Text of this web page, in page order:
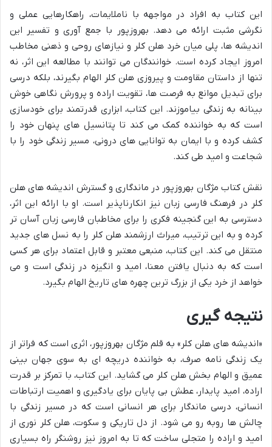
این کتاب به افراد در مواجهه با ناملایمات، راهکارهایی عملی و
نگرشی مثبت ارائه می دهد. بهروزپور با جمع آوری و تفسیر این
اندیشه ها، پلی میان خرد هلن کلر و نیازهای روحی و ذهنی مخاطب
امروز ایجاد کرده است. خوانندگان می توانند با مطالعه این اثر، نه
تنها از داستان مقاومت و پیروزی هلن کلر الهام بگیرند، بلکه درسی
برای تبدیل موانع به فرصت ها، تقویت اراده و پرورش نگاهی خوش
بینانه به زندگی بیاموزند. این کتاب، ابزاری قدرتمند برای خودسازی
است که به خواننده کمک می کند تا پتانسیل های پنهان خود را
کشف کرده و با ایمان به توانایی های درونی، مسیر زندگی خود را با
شجاعت و امید طی کند.
نقش کتاب مژگان بهروزپور در ماندگاری و گسترش اندیشه های هلن
کلر در فرهنگ فارسی زبان نیز انکارناپذیر است. او با ارائه این اثر،
دسترسی به این گنجینه فکری را برای مخاطبان فارسی زبان آسان تر
کرده و به این ترتیب، میراث ارزشمند هلن کلر را به نسل های جدید
منتقل می کند. این کتاب، منبعی معتبر و قابل اعتماد برای هر کسی
است که به دنبال یافتن معنا، امید و انگیزه در زندگی است و می
خواهد از خرد یکی از بزرگ ترین چهره های تاریخ الهام بگیرد.
نتیجه گیری
«اندیشه های هلن کلر» به قلم مژگان بهروزپور، اثری است که فراتر از
یک زندگی نامه صرف، به خواننده دریچه ای به سوی جهان بینی
عمیق و الهام بخش هلن کلر می گشاید. این کتاب، با تمرکز بر قدرت
اراده، امید پایدار، عطش بی پایان برای یادگیری و اهمیت ارتباطات
انسانی، درسی ماندگار برای هر انسانی است که در مسیر زندگی با
چالش ها روبه رو می شود. از دل تاریکی و سکوت، هلن کلر نوری از
امید و اراده را متجلی ساخت که تا به امروز نیز روشنگر راه بسیاری